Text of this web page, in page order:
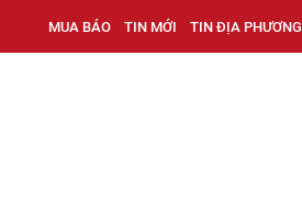
MUA BÁO TIN MỚI TIN ĐỊA PHƯƠNG